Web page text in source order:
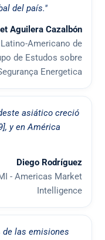
del país."
Aguilera Cazalbón
Americano de
de Estudos sobre
Energetica
asiático creció
y en América
Diego Rodríguez
- Americas Market
Intelligence
de las emisiones